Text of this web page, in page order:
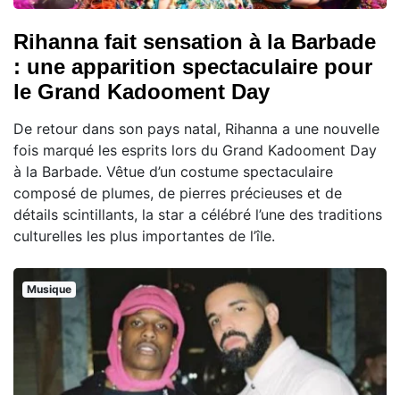
Rihanna fait sensation à la Barbade
: une apparition spectaculaire pour
le Grand Kadooment Day
De retour dans son pays natal, Rihanna a une nouvelle
fois marqué les esprits lors du Grand Kadooment Day
à la Barbade. Vêtue d’un costume spectaculaire
composé de plumes, de pierres précieuses et de
détails scintillants, la star a célébré l’une des traditions
culturelles les plus importantes de l’île.
Musique